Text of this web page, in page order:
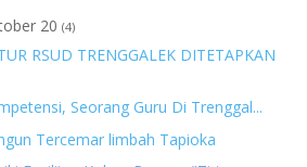
20 (4)
RSUD TRENGGALEK DITETAPKAN
Seorang Guru Di Trenggal...
Tercemar limbah Tapioka